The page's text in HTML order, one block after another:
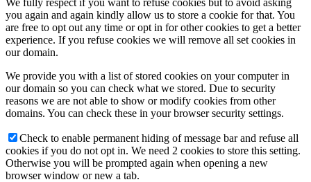
you again and again kindly allow us to store a cookie for that. You
are free to opt out any time or opt in for other cookies to get a better
experience. If you refuse cookies we will remove all set cookies in
our domain.
We provide you with a list of stored cookies on your computer in
our domain so you can check what we stored. Due to security
reasons we are not able to show or modify cookies from other
domains. You can check these in your browser security settings.
Check to enable permanent hiding of message bar and refuse all
cookies if you do not opt in. We need 2 cookies to store this setting.
Otherwise you will be prompted again when opening a new
browser window or new a tab.